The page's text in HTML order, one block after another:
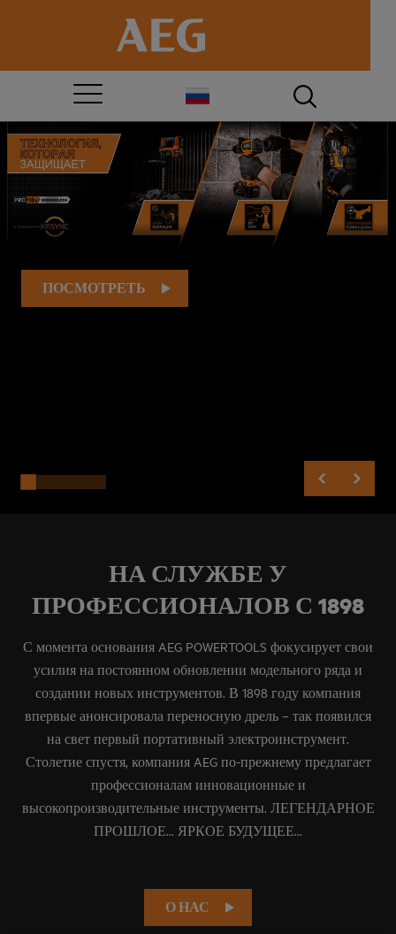
ПОСМОТРЕТЬ
НА СЛУЖБЕ У
ПРОФЕССИОНАЛОВ С 1898
С момента основания AEG POWERTOOLS фокусирует свои
усилия на постоянном обновлении модельного ряда и
создании новых инструментов. В 1898 году компания
впервые анонсировала переносную дрель – так появился
на свет первый портативный электроинструмент.
Столетие спустя, компания AEG по-прежнему предлагает
профессионалам инновационные и
высокопроизводительные инструменты. ЛЕГЕНДАРНОЕ
ПРОШЛОЕ... ЯРКОЕ БУДУЩЕЕ...
О НАС